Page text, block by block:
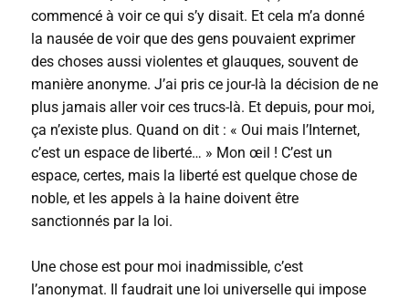
commencé à voir ce qui s’y disait. Et cela m’a donné
la nausée de voir que des gens pouvaient exprimer
des choses aussi violentes et glauques, souvent de
manière anonyme. J’ai pris ce jour-là la décision de ne
plus jamais aller voir ces trucs-là. Et depuis, pour moi,
ça n’existe plus. Quand on dit : « Oui mais l’Internet,
c’est un espace de liberté… » Mon œil ! C’est un
espace, certes, mais la liberté est quelque chose de
noble, et les appels à la haine doivent être
sanctionnés par la loi.
Une chose est pour moi inadmissible, c’est
l’anonymat. Il faudrait une loi universelle qui impose